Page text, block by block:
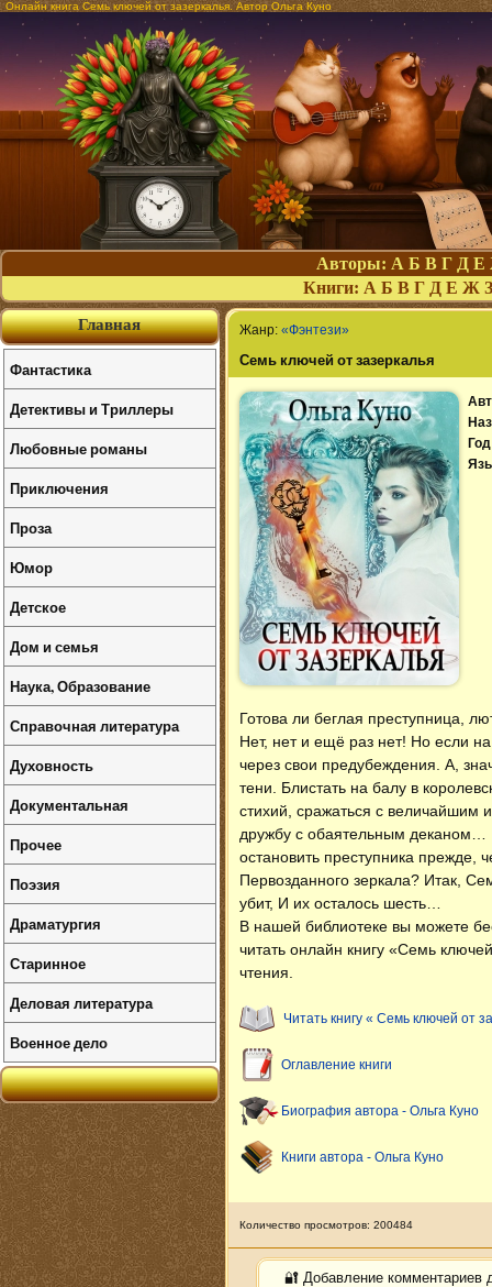
Онлайн книга Семь ключей от зазеркалья. Автор Ольга Куно
Авторы: А Б В Г Д Е
Книги: А Б В Г Д Е Ж З
Жанр: «Фэнтези»
Семь ключей от зазеркалья
Готова ли беглая преступница,
Нет, нет и ещё раз нет! Но если
через свои предубеждения. А,
тени. Блистать на балу в
стихий, сражаться с величайшим
дружбу с обаятельным деканом…
остановить преступника прежде,
Первозданного зеркала? Итак,
убит, И их осталось шесть…
В нашей библиотеке вы можете
читать онлайн книгу «Семь
чтения.
Читать книгу « Семь ключей от
Оглавление книги
Биография автора - Ольга Куно
Книги автора - Ольга Куно
Количество просмотров: 200484
🔐 Добавление комментариев
Главная
Фантастика
Детективы и Триллеры
Любовные романы
Приключения
Проза
Юмор
Детское
Дом и семья
Наука, Образование
Справочная литература
Духовность
Документальная
Прочее
Поэзия
Драматургия
Старинное
Деловая литература
Военное дело